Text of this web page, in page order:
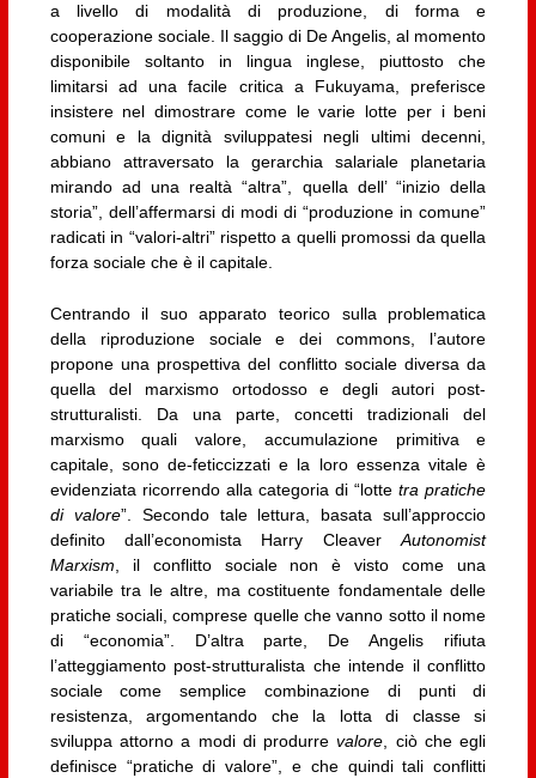
a livello di modalità di produzione, di forma e
cooperazione sociale. Il saggio di De Angelis, al momento
disponibile soltanto in lingua inglese, piuttosto che
limitarsi ad una facile critica a Fukuyama, preferisce
insistere nel dimostrare come le varie lotte per i beni
comuni e la dignità sviluppatesi negli ultimi decenni,
abbiano attraversato la gerarchia salariale planetaria
mirando ad una realtà “altra”, quella dell’ “inizio della
storia”, dell’affermarsi di modi di “produzione in comune”
radicati in “valori-altri” rispetto a quelli promossi da quella
forza sociale che è il capitale.
Centrando il suo apparato teorico sulla problematica
della riproduzione sociale e dei commons, l’autore
propone una prospettiva del conflitto sociale diversa da
quella del marxismo ortodosso e degli autori post-
strutturalisti. Da una parte, concetti tradizionali del
marxismo quali valore, accumulazione primitiva e
capitale, sono de-feticcizzati e la loro essenza vitale è
evidenziata ricorrendo alla categoria di “lottetra pratiche
di valore”. Secondo tale lettura, basata sull’approccio
definito dall’economista Harry CleaverAutonomist
Marxism, il conflitto sociale non è visto come una
variabile tra le altre, ma costituente fondamentale delle
pratiche sociali, comprese quelle che vanno sotto il nome
di “economia”. D’altra parte, De Angelis rifiuta
l’atteggiamento post-strutturalista che intende il conflitto
sociale come semplice combinazione di punti di
resistenza, argomentando che la lotta di classe si
sviluppa attorno a modi di produrrevalore, ciò che egli
definisce “pratiche di valore”, e che quindi tali conflitti